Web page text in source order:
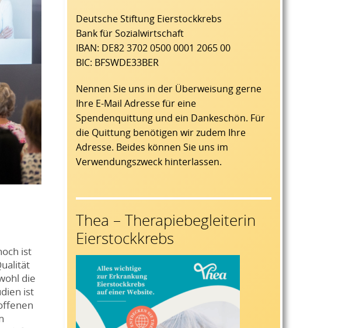
ist
die
ist
Deutsche Stiftung Eierstockkrebs
Bank für Sozialwirtschaft
IBAN: DE82 3702 0500 0001 2065 00
BIC: BFSWDE33BER
Nennen Sie uns in der Überweisung gerne
Ihre E-Mail Adresse für eine
Spendenquittung und ein Dankeschön. Für
die Quittung benötigen wir zudem Ihre
Adresse. Beides können Sie uns im
Verwendungszweck hinterlassen.
Thea – Therapiebegleiterin
Eierstockkrebs